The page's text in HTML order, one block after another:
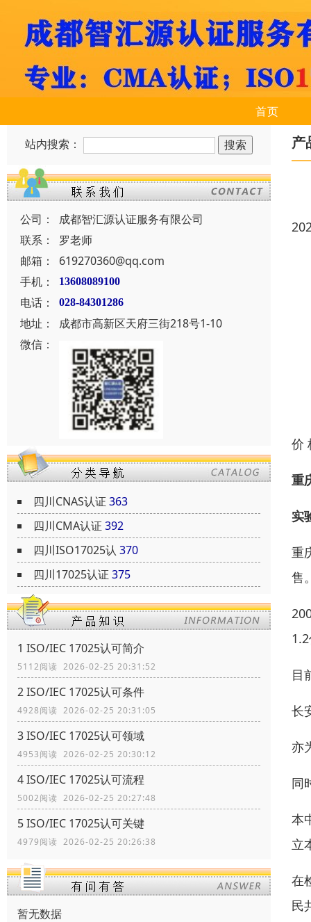
首页
站内搜索：
公司：
成都智汇源认证服务有限公司
联系：
罗老师
邮箱：
619270360@qq.com
手机：
13608089100
电话： 028-84301286
地址：
成都市高新区天府三街218号1-10
微信：
四川CNAS认证 363
四川CMA认证 392
四川ISO17025认 370
四川17025认证 375
1 ISO/IEC 17025认可简介
5112阅读 2026-02-25 20:31:52
2 ISO/IEC 17025认可条件
4928阅读 2026-02-25 20:31:05
3 ISO/IEC 17025认可领域
4953阅读 2026-02-25 20:30:12
4 ISO/IEC 17025认可流程
5002阅读 2026-02-25 20:27:48
5 ISO/IEC 17025认可关键
4979阅读 2026-02-25 20:26:38
暂无数据
产
价
重
实
重
售
目
长
亦
同
本
立
在
民